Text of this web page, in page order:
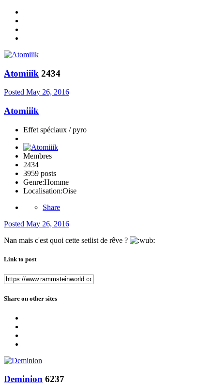
Atomiiik 2434
Posted May 26, 2016
Atomiiik
Effet spéciaux / pyro
Membres
2434
3959 posts
Genre:Homme
Localisation:Oise
Share
Posted May 26, 2016
Nan mais c'est quoi cette setlist de rêve ?
Link to post
Share on other sites
Deminion 6237